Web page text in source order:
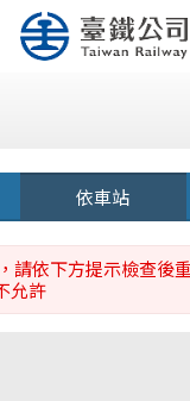
依車站
請依下方提示檢查後
允許